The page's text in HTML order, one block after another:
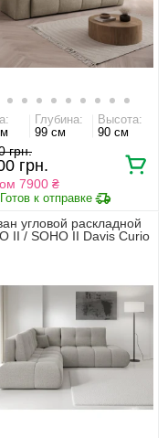
Глубина:
99 см
Высота:
90 см
грн.
грн.
7900 ₴
угловой раскладной
II / SOHO II Davis Curio